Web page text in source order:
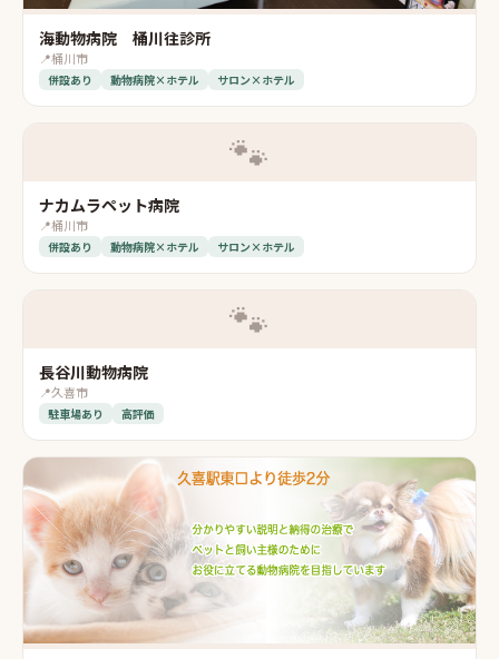
海動物病院 桶川往診所
📍桶川市
併設あり 動物病院×ホテル サロン×ホテル
🐾
ナカムラペット病院
📍桶川市
併設あり 動物病院×ホテル サロン×ホテル
🐾
長谷川動物病院
📍久喜市
駐車場あり 高評価